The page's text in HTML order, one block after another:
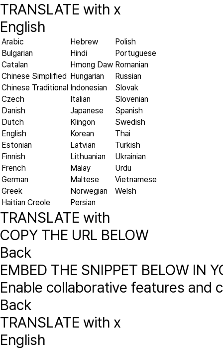
TRANSLATE with x
English
Arabic Hebrew
Polish
Bulgarian
Hindi
Portuguese
Catalan
Hmong Daw Romanian
Chinese Simplified Hungarian
Russian
Chinese Traditional Indonesian
Slovak
Czech
Italian
Slovenian
Danish
Japanese
Spanish
Dutch
Klingon
Swedish
English
Korean
Thai
Estonian
Latvian
Turkish
Finnish
Lithuanian
Ukrainian
French
Malay
Urdu
German
Maltese
Vietnamese
Greek
Norwegian
Welsh
Haitian Creole
Persian
TRANSLATE with
COPY THE URL BELOW
Back
EMBED THE SNIPPET BELOW IN
Enable collaborative features and
Back
TRANSLATE with x
English